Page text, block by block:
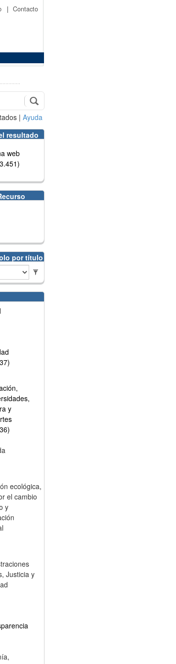
| Contacto
| Ayuda
resultado
web
por título
y
ecológica,
el cambio
y
Justicia y